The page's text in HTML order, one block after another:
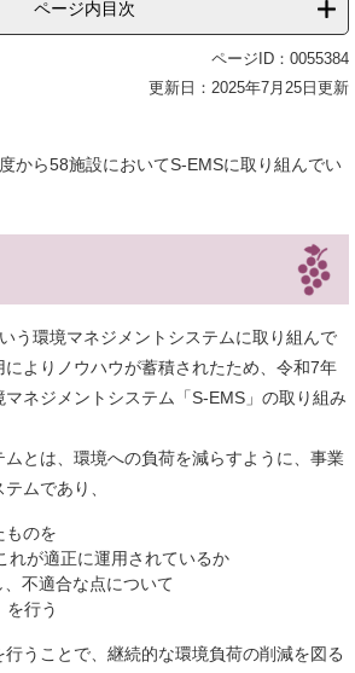
ページ内目次
ページID：0055384
更新日：2025年7月25日更新
から58施設においてS-EMSに取り組んでい
う環境マネジメントシステムに取り組んで
によりノウハウが蓄積されたため、令和7年
ネジメントシステム「S-EMS」の取り組み
とは、環境への負荷を減らすように、事業
ムであり、
ものを
れが適正に運用されているか
、不適合な点について
を行う
うことで、継続的な環境負荷の削減を図る